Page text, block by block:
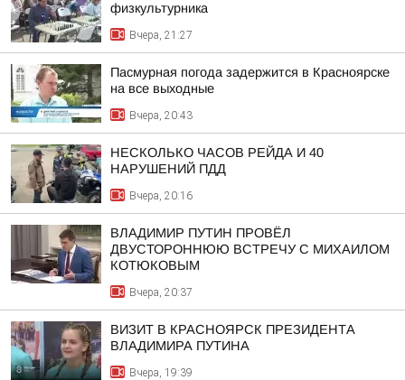
физкультурника
Вчера, 21:27
Пасмурная погода задержится в Красноярске
на все выходные
Вчера, 20:43
НЕСКОЛЬКО ЧАСОВ РЕЙДА И 40
НАРУШЕНИЙ ПДД
Вчера, 20:16
ВЛАДИМИР ПУТИН ПРОВЁЛ
ДВУСТОРОННЮЮ ВСТРЕЧУ С МИХАИЛОМ
КОТЮКОВЫМ
Вчера, 20:37
ВИЗИТ В КРАСНОЯРСК ПРЕЗИДЕНТА
ВЛАДИМИРА ПУТИНА
Вчера, 19:39